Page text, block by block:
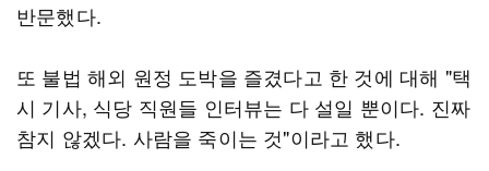
반문했다.
또 불법 해외 원정 도박을 즐겼다고 한 것에 대해 "택
시 기사, 식당 직원들 인터뷰는 다 설일 뿐이다. 진짜
참지 않겠다. 사람을 죽이는 것"이라고 했다.